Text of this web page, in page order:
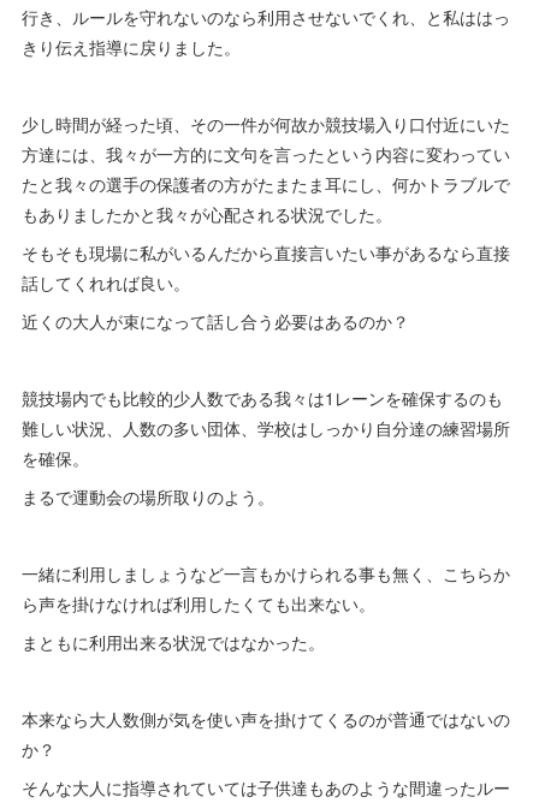
行き、ルールを守れないのなら利用させないでくれ、と私ははっ
きり伝え指導に戻りました。
少し時間が経った頃、その一件が何故か競技場入り口付近にいた
方達には、我々が一方的に文句を言ったという内容に変わってい
たと我々の選手の保護者の方がたまたま耳にし、何かトラブルで
もありましたかと我々が心配される状況でした。
そもそも現場に私がいるんだから直接言いたい事があるなら直接
話してくれれば良い。
近くの大人が束になって話し合う必要はあるのか？
競技場内でも比較的少人数である我々は1レーンを確保するのも
難しい状況、人数の多い団体、学校はしっかり自分達の練習場所
を確保。
まるで運動会の場所取りのよう。
一緒に利用しましょうなど一言もかけられる事も無く、こちらか
ら声を掛けなければ利用したくても出来ない。
まともに利用出来る状況ではなかった。
本来なら大人数側が気を使い声を掛けてくるのが普通ではないの
か？
そんな大人に指導されていては子供達もあのような間違ったルー